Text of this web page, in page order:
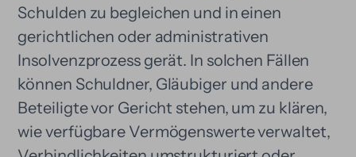
Schulden zu begleichen und in einen
gerichtlichen oder administrativen
Insolvenzprozess gerät. In solchen Fällen
können Schuldner, Gläubiger und andere
Beteiligte vor Gericht stehen, um zu klären,
wie verfügbare Vermögenswerte verwaltet,